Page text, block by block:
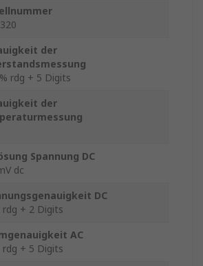
der
rdg + 5 Digits
der
Spannung DC
dc
DC
rdg + 2 Digits
AC
rdg + 5 Digits